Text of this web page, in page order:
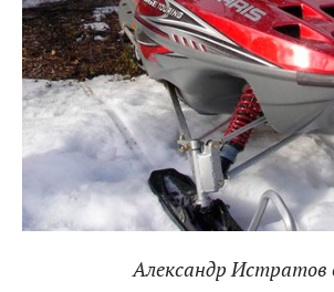
Александр Истратов